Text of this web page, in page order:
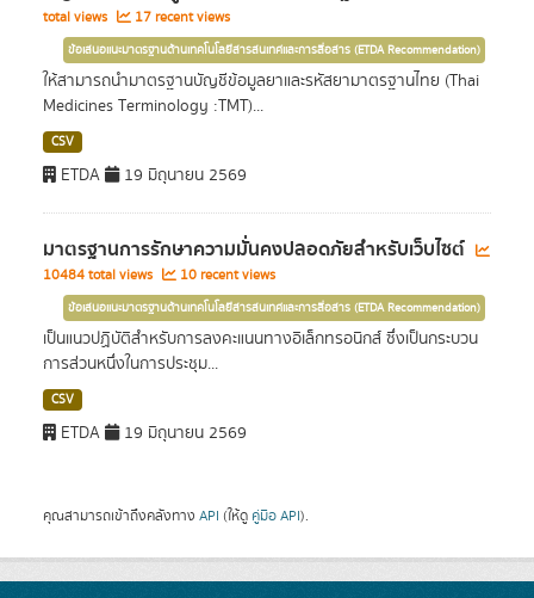
total views
17 recent views
ข้อเสนอแนะมาตรฐานด้านเทคโนโลยีสารสนเทศและการสื่อสาร (ETDA Recommendation)
ให้สามารถนำมาตรฐานบัญชีข้อมูลยาและรหัสยามาตรฐานไทย (Thai
Medicines Terminology :TMT)...
CSV
ETDA 19 มิถุนายน 2569
มาตรฐานการรักษาความมั่นคงปลอดภัยสำหรับเว็บไซต์
10484 total views 10 recent views
ข้อเสนอแนะมาตรฐานด้านเทคโนโลยีสารสนเทศและการสื่อสาร (ETDA Recommendation)
เป็นแนวปฏิบัติสำหรับการลงคะแนนทางอิเล็กทรอนิกส์ ซึ่งเป็นกระบวน
การส่วนหนึ่งในการประชุม...
CSV
ETDA 19 มิถุนายน 2569
คุณสามารถเข้าถึงคลังทาง API (ให้ดู คู่มือ API).